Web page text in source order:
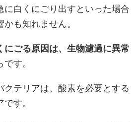
に白くにごり出すといった場合
も知れません。
にごる原因は、生物濾過に異常
す。
クテリアは、酸素を必要とする
す。